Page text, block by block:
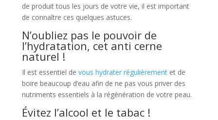
de produit tous les jours de votre vie, il est important
de connaître ces quelques astuces.
N’oubliez pas le pouvoir de
l’hydratation, cet anti cerne
naturel !
Il est essentiel de vous hydrater régulièrementet de
boire beaucoup d’eau afin de ne pas vous priver des
nutriments essentiels à la régénération de votre peau.
Évitez l’alcool et le tabac !